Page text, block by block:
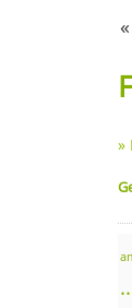
«
»